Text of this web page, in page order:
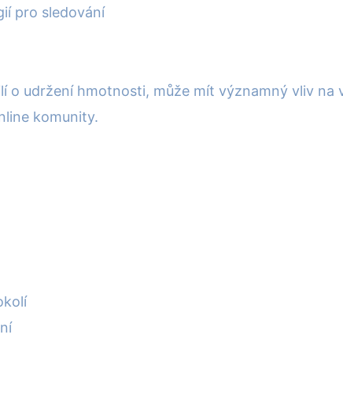
pro sledování
o udržení hmotnosti, může mít významný vliv na
komunity.